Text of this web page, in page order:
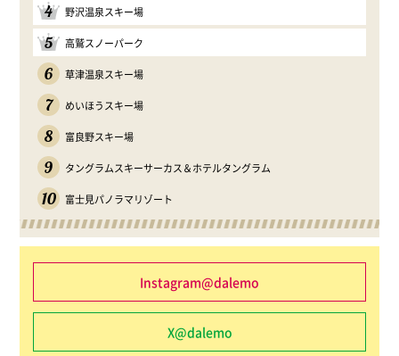
4 野沢温泉スキー場
5 高鷲スノーパーク
6 草津温泉スキー場
7 めいほうスキー場
8 富良野スキー場
9 タングラムスキーサーカス＆ホテルタングラム
10 富士見パノラマリゾート
Instagram@dalemo
X@dalemo